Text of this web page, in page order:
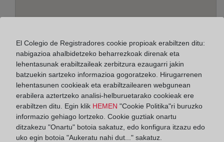
Helbidea:
Avenida de la Costa, 18 - bajo y 1º, 33208
Horario:
De lunes a viernes de 09:00 a 17:00 horas
El Colegio de Registradores cookie propioak erabiltzen ditu:
nabigazioa ahalbidetzeko beharrezkoak direnak eta
lehentasunak erabiltzaileak zerbitzura ezaugarri jakin
batzuekin sartzeko informazioa gogoratzeko. Hirugarrenen
lehentasunen cookieak eta erabiltzailearen webgunean
erabilera aztertzeko analisi-helburuetarako cookieak ere
erabiltzen ditu. Egin klik HEMEN "Cookie Politika"ri buruzko
informazio gehiago lortzeko. Cookie guztiak onartu
ditzakezu "Onartu" botoia sakatuz, edo konfigura itzazu edo
uko egin botoia "Aukeratu nahi dut..." sakatuz.